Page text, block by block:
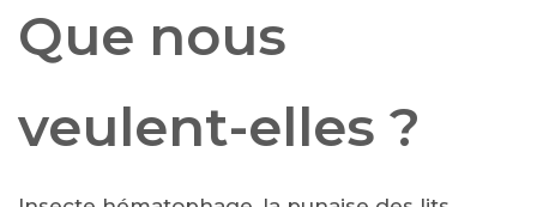
Que nous
veulent-elles ?